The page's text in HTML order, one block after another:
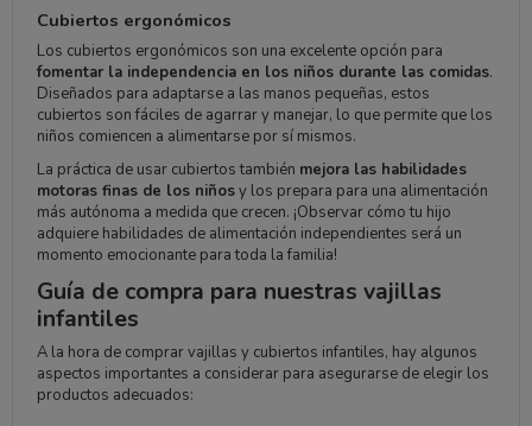
Cubiertos ergonómicos
Los cubiertos ergonómicos son una excelente opción para
fomentar la independencia en los niños durante las comidas.
Diseñados para adaptarse a las manos pequeñas, estos
cubiertos son fáciles de agarrar y manejar, lo que permite que los
niños comiencen a alimentarse por sí mismos.
La práctica de usar cubiertos también mejora las habilidades
motoras finas de los niñosy los prepara para una alimentación
más autónoma a medida que crecen. ¡Observar cómo tu hijo
adquiere habilidades de alimentación independientes será un
momento emocionante para toda la familia!
Guía de compra para nuestras vajillas
infantiles
A la hora de comprar vajillas y cubiertos infantiles, hay algunos
aspectos importantes a considerar para asegurarse de elegir los
productos adecuados: